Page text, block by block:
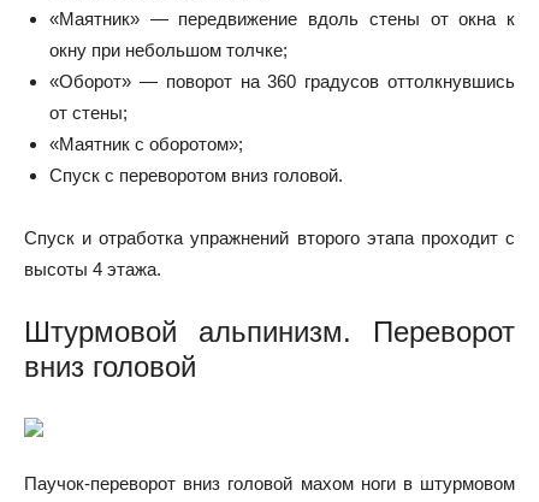
«Маятник» — передвижение вдоль стены от окна к
окну при небольшом толчке;
«Оборот» — поворот на 360 градусов оттолкнувшись
от стены;
«Маятник с оборотом»;
Спуск с переворотом вниз головой.
Спуск и отработка упражнений второго этапа проходит с
высоты 4 этажа.
Штурмовой альпинизм. Переворот
вниз головой
Паучок-переворот вниз головой махом ноги в штурмовом